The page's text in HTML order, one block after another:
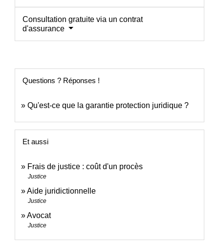
Consultation gratuite via un contrat
d'assurance
Questions ? Réponses !
Qu'est-ce que la garantie protection juridique ?
Et aussi
Frais de justice : coût d'un procès
Justice
Aide juridictionnelle
Justice
Avocat
Justice